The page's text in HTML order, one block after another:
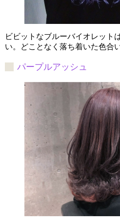
ビビットなブルーバイオレット
い。どことなく落ち着いた色合
パープルアッシュ